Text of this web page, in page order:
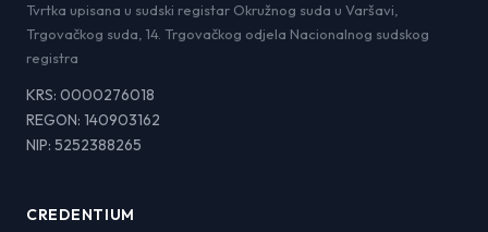
Tvrtka upisana u sudski registar Okružnog suda u Varšavi,
Trgovačkog suda, 14. Trgovačkog odjela Nacionalnog sudskog
registra
KRS: 0000276018
REGON: 140903162
NIP: 5252388265
CREDENTIUM